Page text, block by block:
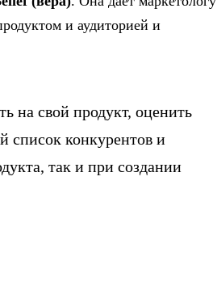
и аудиторией и
на свой продукт, оценить
список конкурентов и
так и при создании